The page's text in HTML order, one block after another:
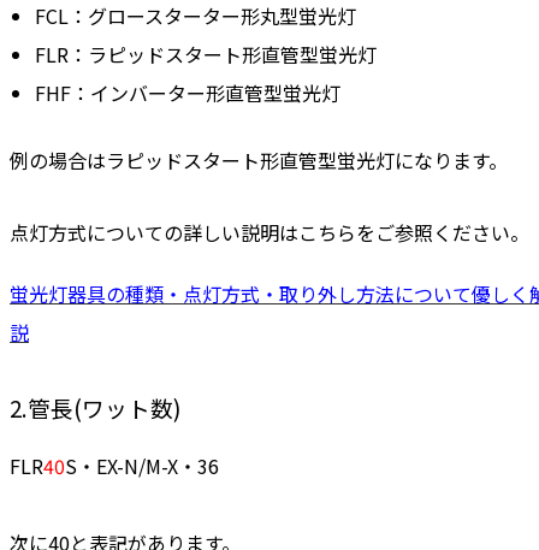
FCL：グロースターター形丸型蛍光灯
FLR：ラピッドスタート形直管型蛍光灯
FHF：インバーター形直管型蛍光灯
例の場合はラピッドスタート形直管型蛍光灯になります。
点灯方式についての詳しい説明はこちらをご参照ください。
蛍光灯器具の種類・点灯方式・取り外し方法について優しく
説
2.管長(ワット数)
FLR40S・EX-N/M-X・36
次に40と表記があります。